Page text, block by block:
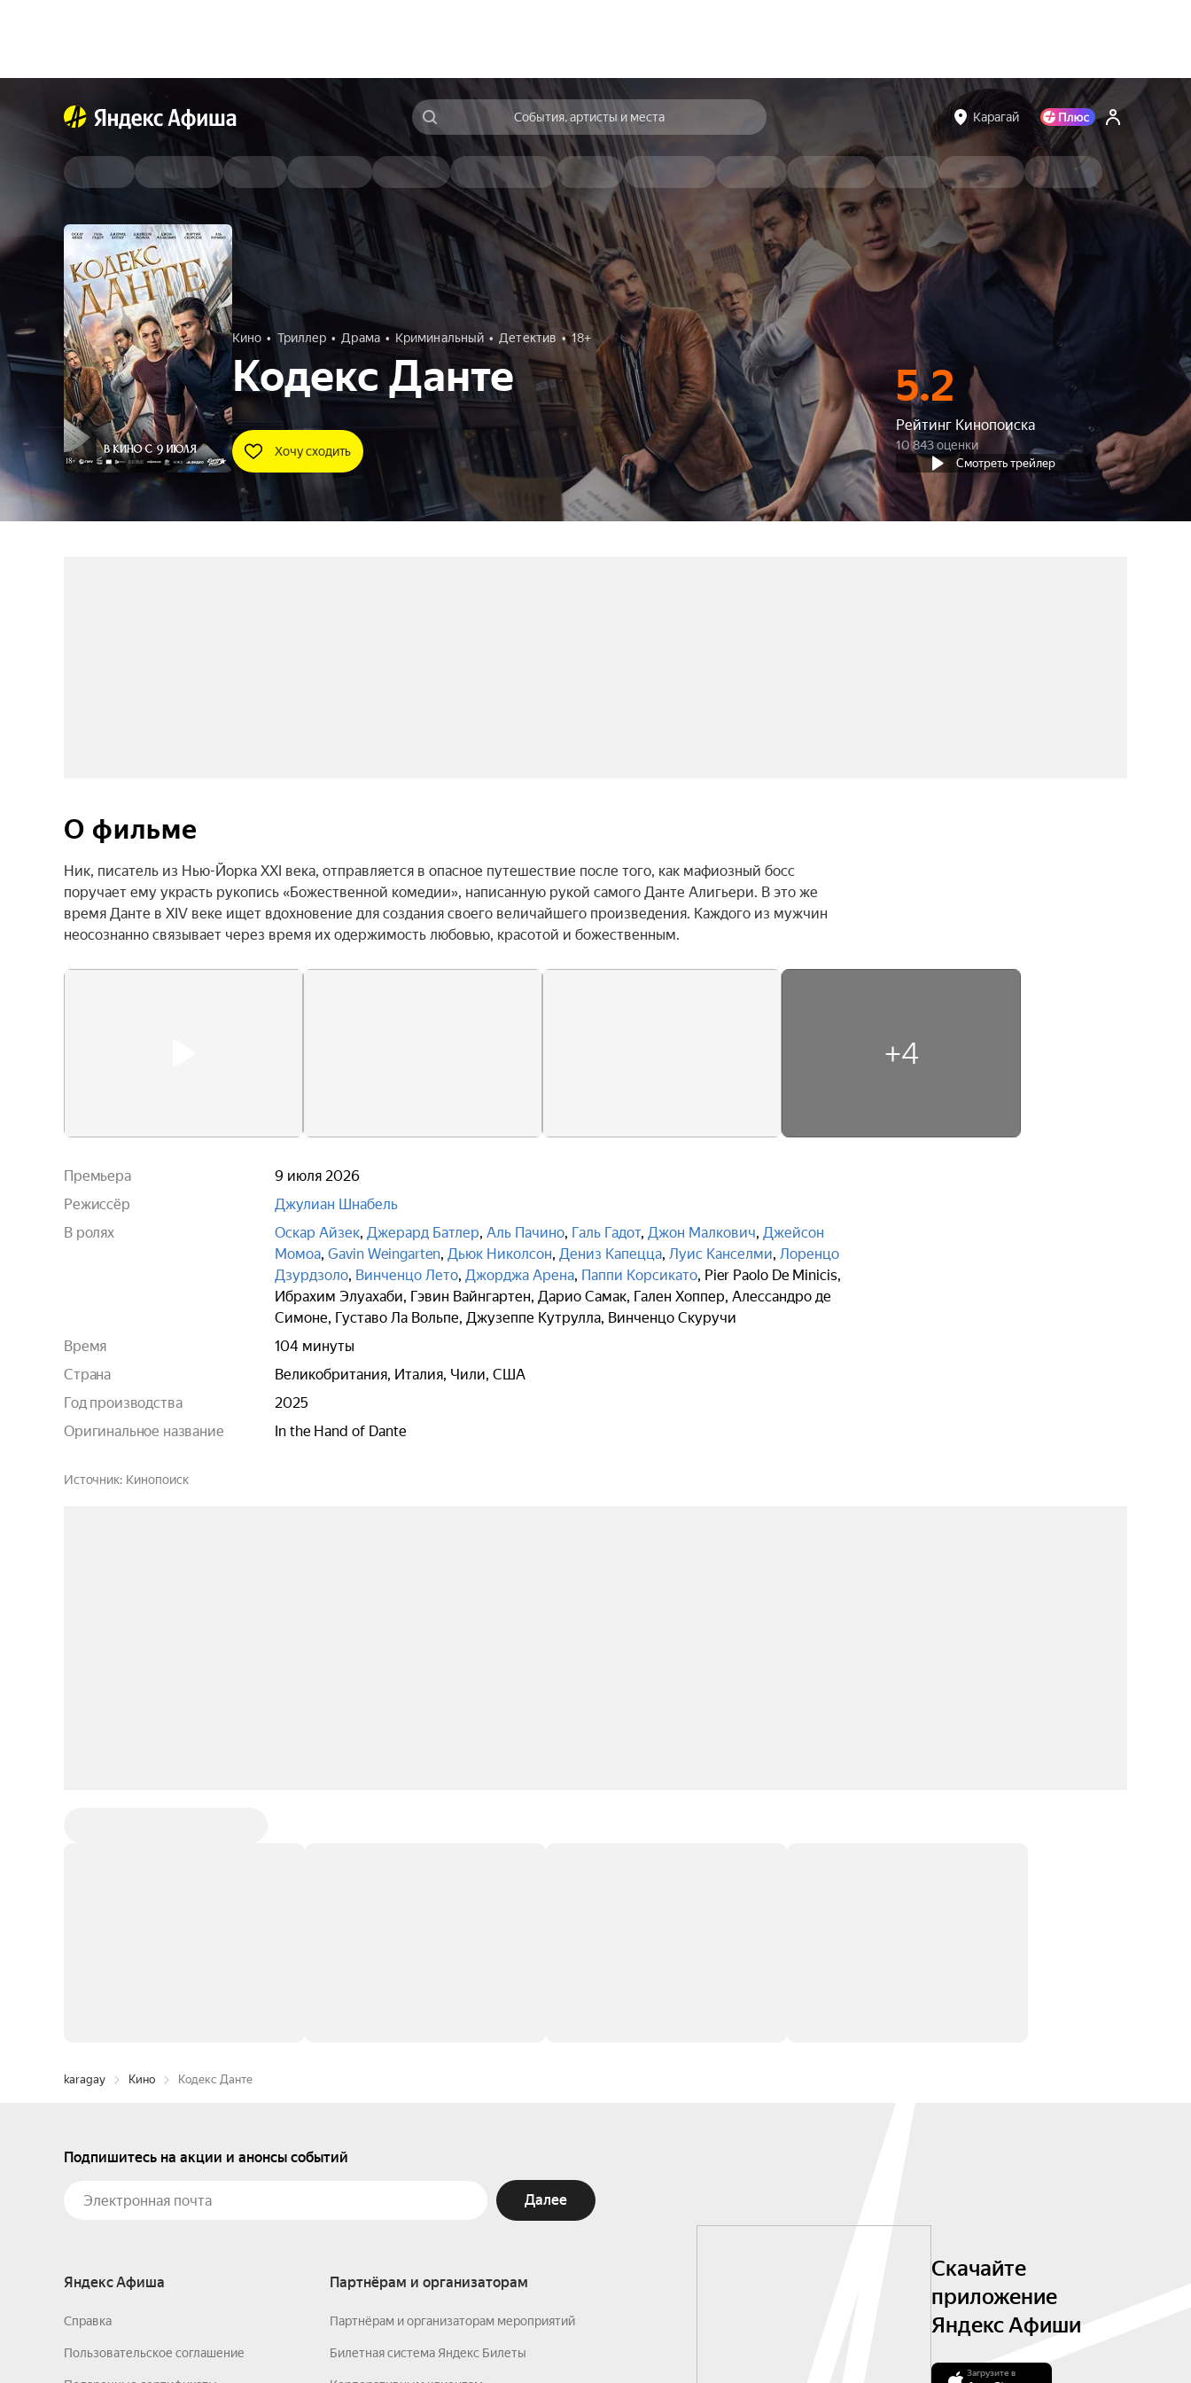
События, артисты и места Карагай
Кино Триллер Драма Криминальный Детектив 18+
Кодекс Данте
Хочу сходить
5.2
Рейтинг Кинопоиска
10 843 оценки
Смотреть трейлер
О фильме
Ник, писатель из Нью-Йорка XXI века, отправляется в опасное путешествие после того, как мафиозный босс
поручает ему украсть рукопись «Божественной комедии», написанную рукой самого Данте Алигьери. В это же
время Данте в XIV веке ищет вдохновение для создания своего величайшего произведения. Каждого из мужчин
неосознанно связывает через время их одержимость любовью, красотой и божественным.
+4
Премьера
9 июля 2026
Режиссёр
Джулиан Шнабель
В ролях
Оскар Айзек, Джерард Батлер, Аль Пачино, Галь Гадот, Джон Малкович, Джейсон
Момоа, Gavin Weingarten, Дьюк Николсон, Дениз Капецца, Луис Канселми, Лоренцо
Дзурдзоло, Винченцо Лето, Джорджа Арена, Паппи Корсикато, Pier Paolo De Minicis,
Ибрахим Элуахаби, Гэвин Вайнгартен, Дарио Самак, Гален Хоппер, Алессандро де
Симоне, Густаво Ла Вольпе, Джузеппе Кутрулла, Винченцо Скуручи
Время
104 минуты
Страна
Великобритания, Италия, Чили, США
Год производства
2025
Оригинальное название
In the Hand of Dante
Источник Кинопоиск
karagay Кино Кодекс Данте
Подпишитесь на акции и анонсы событий
Далее
Яндекс Афиша
Справка
Пользовательское соглашение
Партнёрам и организаторам
Партнёрам и организаторам мероприятий
Билетная система Яндекс Билеты
Скачайте
приложение
Яндекс Афиши
Загрузите в